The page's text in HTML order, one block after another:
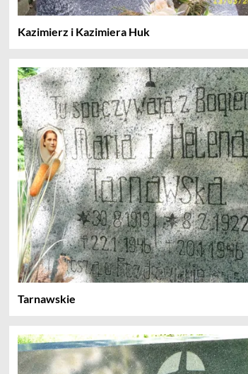
Kazimierz i Kazimiera Huk
Tarnawskie